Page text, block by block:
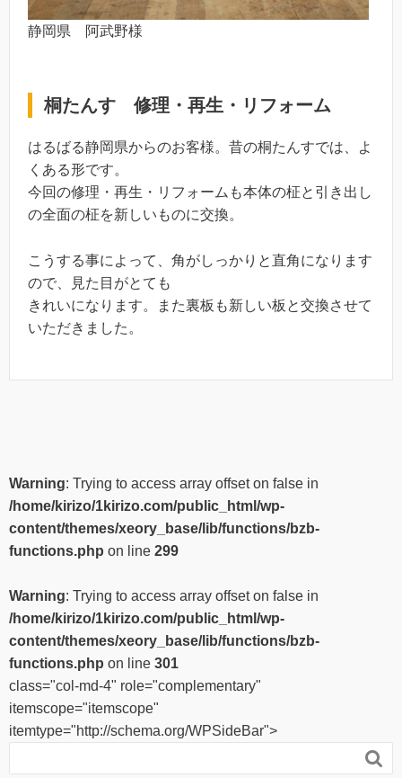
静岡県 阿武野様
桐たんす 修理・再生・リフォーム
はるばる静岡県からのお客様。昔の桐たんすでは、よ
くある形です。
今回の修理・再生・リフォームも本体の柾と引き出し
の全面の柾を新しいものに交換。
こうする事によって、角がしっかりと直角になります
ので、見た目がとても
きれいになります。また裏板も新しい板と交換させて
いただきました。
Warning: Trying to access array offset on false in
/home/kirizo/1kirizo.com/public_html/wp-
content/themes/xeory_base/lib/functions/bzb-
functions.php on line 299
Warning: Trying to access array offset on false in
/home/kirizo/1kirizo.com/public_html/wp-
content/themes/xeory_base/lib/functions/bzb-
functions.php on line 301
class="col-md-4" role="complementary"
itemscope="itemscope"
itemtype="http://schema.org/WPSideBar">
